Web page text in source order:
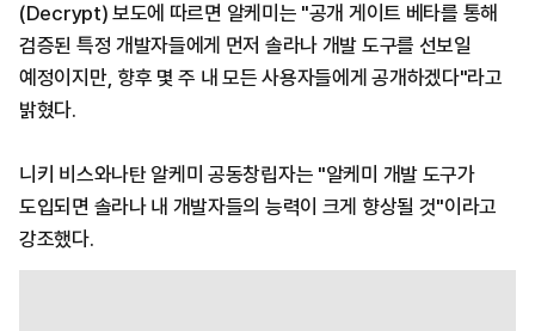
(Decrypt) 보도에 따르면 알케미는 "공개 게이트 베타를 통해
검증된 특정 개발자들에게 먼저 솔라나 개발 도구를 선보일
예정이지만, 향후 몇 주 내 모든 사용자들에게 공개하겠다"라고
밝혔다.
니키 비스와나탄 알케미 공동창립자는 "알케미 개발 도구가
도입되면 솔라나 내 개발자들의 능력이 크게 향상될 것"이라고
강조했다.